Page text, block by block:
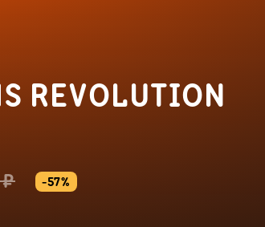
REVOLUTION
-57%